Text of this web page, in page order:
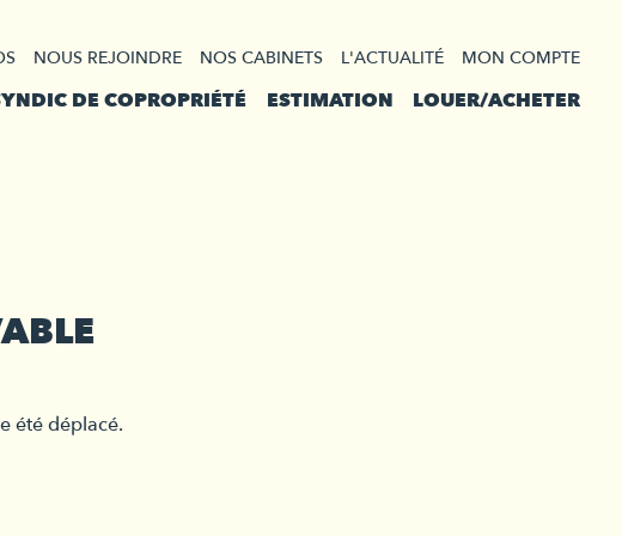
NOUS REJOINDRE NOS CABINETS L'ACTUALITÉ MON COMPTE
DE COPROPRIÉTÉ ESTIMATION LOUER/ACHETER
été déplacé.